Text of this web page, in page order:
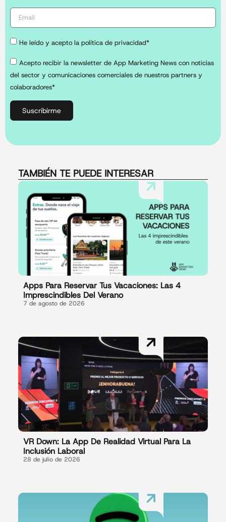
He leído y acepto la política de privacidad*
Acepto recibir la newsletter de App Marketing News con noticias
del sector y comunicaciones comerciales de nuestros partners y
colaboradores*
Suscribirme
TAMBIÉN TE PUEDE INTERESAR
Apps Para Reservar Tus Vacaciones: Las 4
Imprescindibles Del Verano
7 de agosto de 2026
VR Down: La App De Realidad Virtual Para La
Inclusión Laboral
28 de julio de 2026